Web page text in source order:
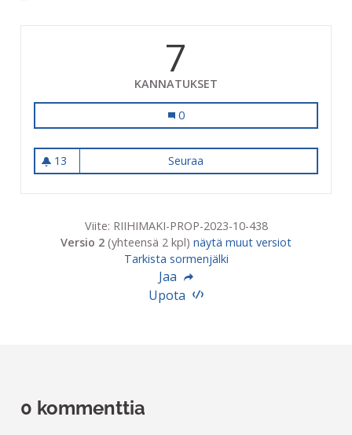
7
KANNATUKSET
Yhteiskäyttölaitteet: Maker Space
0
13
13 seuraajaa
Seuraa
Viite: RIIHIMAKI-PROP-2023-10-438
Versio 2 (yhteensä 2 kpl) näytä muut versiot
Tarkista sormenjälki
Jaa
Upota
0 kommenttia